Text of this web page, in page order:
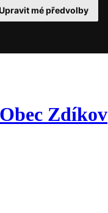
mé předvolby
Obec Zdíkov